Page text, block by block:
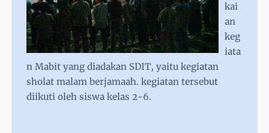
kai
an
keg
iata
n Mabit yang diadakan SDIT, yaitu kegiatan
sholat malam berjamaah. kegiatan tersebut
diikuti oleh siswa kelas 2-6.